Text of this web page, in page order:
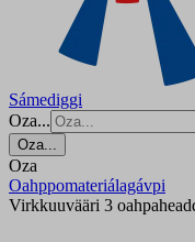
Sámediggi
Oza...
Oza...
Oza
Oahppomateriálagávpi
Virkkuuvääri 3